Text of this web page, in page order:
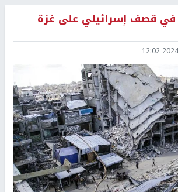
قصف إسرائيلي على غزة
2024-